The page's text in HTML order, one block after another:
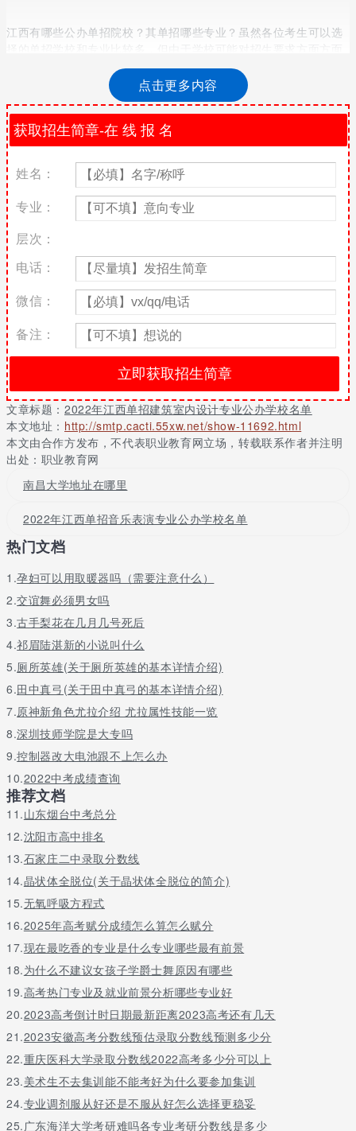
江西有哪些公办单招院校？其单招哪些专业？虽然各位考生可以选
有不同的要求，因此了解学校情况还是非常重要的，那么下文为大
家整理了2021年江西单招建筑室内设计专业的公办学校名单，请
2022年的考生先做参考。
2021年江西单招建筑室内设计专业公办学校部分名
单
序号 学校名称
九江职业技术学院
江西应用技术职业学院
江西枫林涉外经贸职业学院
江西新能源科技职业学院
九江学院
江西环境工程职业学院
江西现代职业技术学院
9
江西外语外贸职业学院
10
江西工业贸易职业技术学院
单招有什么好处
很多人都把单招当做是进入大学读书的近道，是由于单招的考试要
比统招生简单许多。而且被单招录取的学员，在进到院校后和统招
针对许多考试成绩并不是很理想化的学员而言，通过单招的确能够
进到一个非常好的院校。可是单招也并并不是每个人都是会被录取
的。单招也是有录取分数线的，单招院校每一年都是会制订自己的
招生计划和人数，依照方案招收新生。
好的单招院校和专业，市场竞争還是较为大的，假如考试成绩并不
是很理想化的学员，能够挑选绕开社会中热门的院校和专业，为此
来提升录取的概率。
单招也有另一个好处，由于单招是在高考前举办的，因此 学员要是
没有根据单招，还能够再次回校去备战高考，提前准备报名参加高
考。那样就等同于是多了一次被录取的机会。
点击更多内容
姓名：
专业：
层次：
电话：
微信：
备注：
文章标题： 2022年江西单招建筑室内设计专业公办学校名单
本文地址： http://smtp.cacti.55xw.net/show-11692.html
本文由合作方发布，不代表职业教育网立场，转载联系作者并注明
出处：职业教育网
南昌大学地址在哪里
2022年江西单招音乐表演专业公办学校名单
热门文档
1.孕妇可以用取暖器吗（需要注意什么）
2.交谊舞必须男女吗
3.古手梨花在几月几号死后
4.祁眉陆湛新的小说叫什么
5.厕所英雄(关于厕所英雄的基本详情介绍)
6.田中真弓(关于田中真弓的基本详情介绍)
7.原神新角色尤拉介绍 尤拉属性技能一览
8.深圳技师学院是大专吗
9.控制器改大电池跟不上怎么办
10.2022中考成绩查询
推荐文档
11.山东烟台中考总分
12.沈阳市高中排名
13.石家庄二中录取分数线
14.晶状体全脱位(关于晶状体全脱位的简介)
15.无氧呼吸方程式
16.2025年高考赋分成绩怎么算怎么赋分
17.现在最吃香的专业是什么专业哪些最有前景
18.为什么不建议女孩子学爵士舞原因有哪些
19.高考热门专业及就业前景分析哪些专业好
20.2023高考倒计时日期最新距离2023高考还有几天
21.2023安徽高考分数线预估录取分数线预测多少分
22.重庆医科大学录取分数线2022高考多少分可以上
23.美术生不去集训能不能考好为什么要参加集训
24.专业调剂服从好还是不服从好怎么选择更稳妥
25.广东海洋大学考研难吗各专业考研分数线是多少